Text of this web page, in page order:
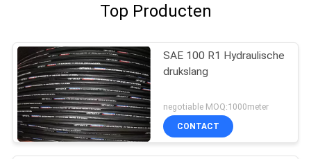
Top Producten
SAE 100 R1 Hydraulische
drukslang
negotiable MOQ:1000meter
CONTACT